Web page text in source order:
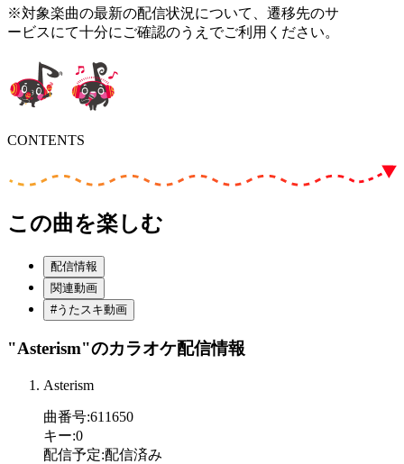
※対象楽曲の最新の配信状況について、遷移先のサ
ービスにて十分にご確認のうえでご利用ください。
CONTENTS
この曲を楽しむ
配信情報
関連動画
#うたスキ動画
"Asterism"のカラオケ配信情報
Asterism
曲番号:611650
キー:0
配信予定:配信済み